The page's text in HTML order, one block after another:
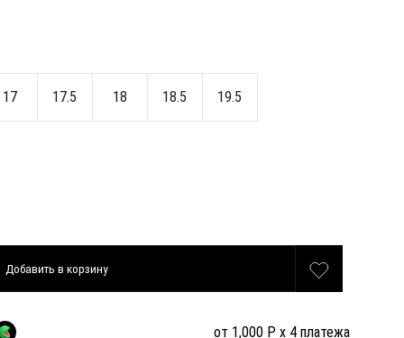
17 17.5 18 18.5 19.5
Добавить в корзину
от 1,000 Р х 4 платежа